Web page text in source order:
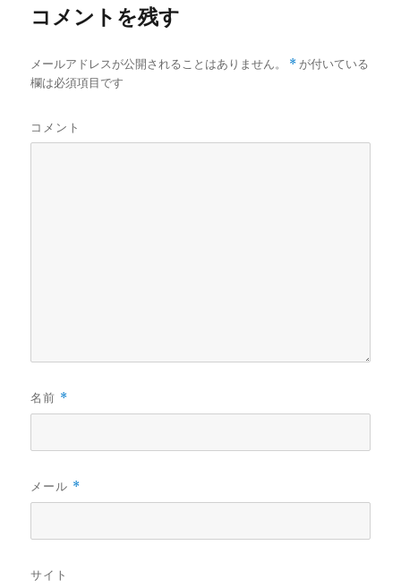
コメントを残す
メールアドレスが公開されることはありません。 * が付いている
欄は必須項目です
コメント
名前 *
メール *
サイト